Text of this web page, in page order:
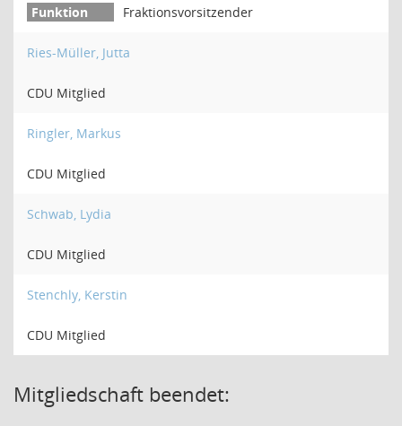
Fraktionsvorsitzender
Ries-Müller, Jutta
CDU Mitglied
Ringler, Markus
CDU Mitglied
Schwab, Lydia
CDU Mitglied
Stenchly, Kerstin
CDU Mitglied
Mitgliedschaft beendet: